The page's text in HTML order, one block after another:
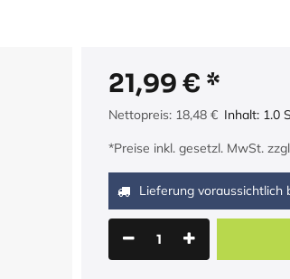
21,99 €
Nettopreis: 18,48 € Inhalt: 1.0
*Preise inkl. gesetzl. MwSt.
Lieferung voraussichtlich